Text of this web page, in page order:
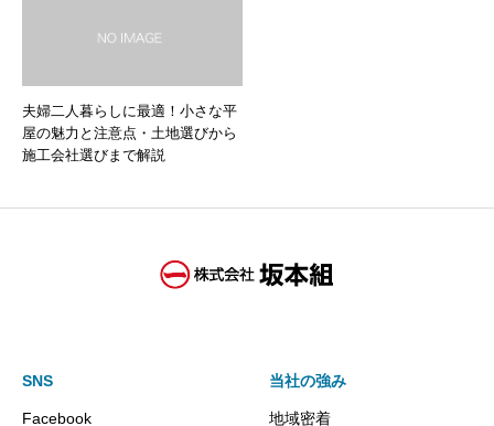
夫婦二人暮らしに最適！小さな平
屋の魅力と注意点・土地選びから
施工会社選びまで解説
SNS
Facebook
当社の強み
地域密着